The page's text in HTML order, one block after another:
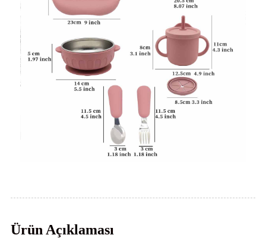
Ürün Açıklaması